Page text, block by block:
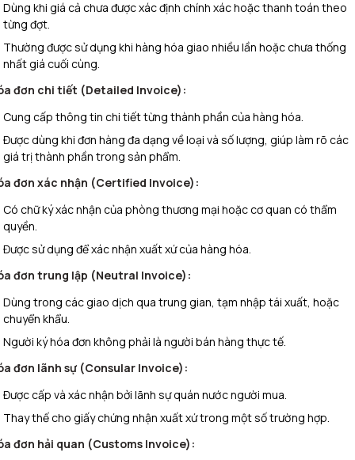
Dùng khi giá cả chưa được xác định chính xác hoặc thanh toán theo
từng đợt.
Thường được sử dụng khi hàng hóa giao nhiều lần hoặc chưa thống
nhất giá cuối cùng.
đơn chi tiết (Detailed Invoice):
Cung cấp thông tin chi tiết từng thành phần của hàng hóa.
Được dùng khi đơn hàng đa dạng về loại và số lượng, giúp làm rõ các
giá trị thành phần trong sản phẩm.
đơn xác nhận (Certified Invoice):
Có chữ ký xác nhận của phòng thương mại hoặc cơ quan có thẩm
quyền.
Được sử dụng để xác nhận xuất xứ của hàng hóa.
đơn trung lập (Neutral Invoice):
Dùng trong các giao dịch qua trung gian, tạm nhập tái xuất, hoặc
chuyển khẩu.
Người ký hóa đơn không phải là người bán hàng thực tế.
đơn lãnh sự (Consular Invoice):
Được cấp và xác nhận bởi lãnh sự quán nước người mua.
Thay thế cho giấy chứng nhận xuất xứ trong một số trường hợp.
đơn hải quan (Customs Invoice):